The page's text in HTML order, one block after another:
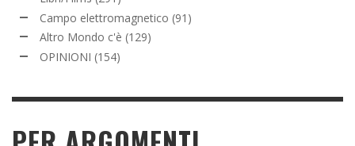
Campo elettromagnetico (91)
Altro Mondo c'è (129)
OPINIONI (154)